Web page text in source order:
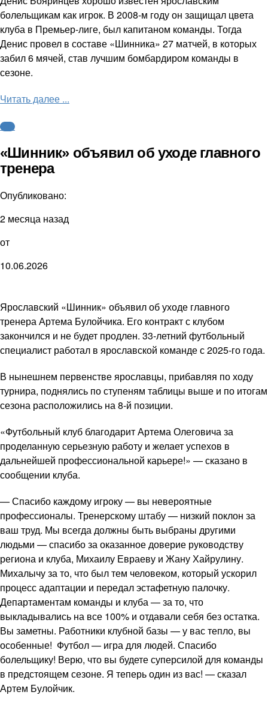
болельщикам как игрок. В 2008-м году он защищал цвета
клуба в Премьер-лиге, был капитаном команды. Тогда
Денис провел в составе «Шинника» 27 матчей, в которых
забил 6 мячей, став лучшим бомбардиром команды в
сезоне.
Читать далее ...
ФНЛ
«Шинник» объявил об уходе главного
тренера
Опубликовано:
2 месяца назад
от
10.06.2026
Ярославский «Шинник» объявил об уходе главного
тренера Артема Булойчика. Его контракт с клубом
закончился и не будет продлен. 33-летний футбольный
специалист работал в ярославской команде с 2025-го года.
В нынешнем первенстве ярославцы, прибавляя по ходу
турнира, поднялись по ступеням таблицы выше и по итогам
сезона расположились на 8-й позиции.
«Футбольный клуб благодарит Артема Олеговича за
проделанную серьезную работу и желает успехов в
дальнейшей профессиональной карьере!» — сказано в
сообщении клуба.
— Спасибо каждому игроку — вы невероятные
профессионалы. Тренерскому штабу — низкий поклон за
ваш труд. Мы всегда должны быть выбраны другими
людьми — спасибо за оказанное доверие руководству
региона и клуба, Михаилу Евраеву и Жану Хайрулину.
Михалычу за то, что был тем человеком, который ускорил
процесс адаптации и передал эстафетную палочку.
Департаментам команды и клуба — за то, что
выкладывались на все 100% и отдавали себя без остатка.
Вы заметны. Работники клубной базы — у вас тепло, вы
особенные! Футбол — игра для людей. Спасибо
болельщику! Верю, что вы будете суперсилой для команды
в предстоящем сезоне. Я теперь один из вас! — сказал
Артем Булойчик.